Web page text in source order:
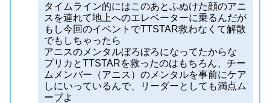
タイムライン的にはこのあとふぬけた顔のアニ
スを連れて地上へのエレベーターに乗るんだが
もし今回のイベントでTTSTAR救わなくて解散
でもしちゃったら
アニスのメンタルぼろぼろになってたからな
プリカとTTSTARを救ったのはもちろん、チー
ムメンバー（アニス）のメンタルを事前にケア
しにいっているんで、リーダーとしても満点ム
ーブよ